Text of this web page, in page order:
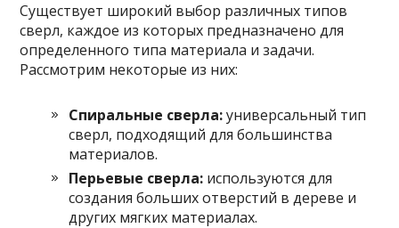
Существует широкий выбор различных типов
сверл, каждое из которых предназначено для
определенного типа материала и задачи.
Рассмотрим некоторые из них:
Спиральные сверла:универсальный тип
сверл, подходящий для большинства
материалов.
Перьевые сверла: используются для
создания больших отверстий в дереве и
других мягких материалах.